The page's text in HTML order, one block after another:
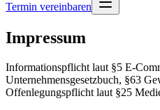
Termin vereinbaren
Impressum
Informationspflicht laut §5 E-
Unternehmensgesetzbuch, §63
Offenlegungspflicht laut §25